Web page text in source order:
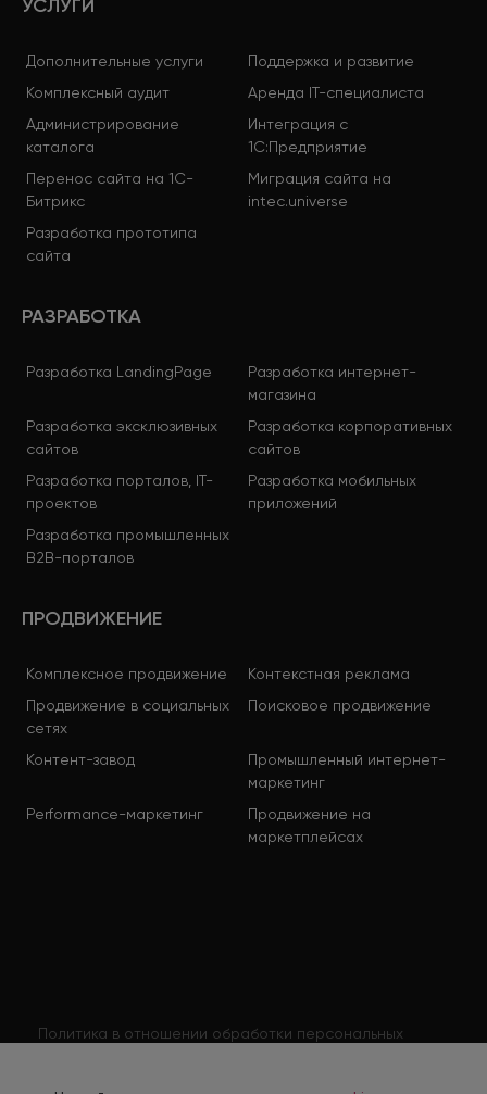
УСЛУГИ
Дополнительные услуги
Поддержка и развитие
Комплексный аудит
Аренда IT-специалиста
Администрирование
каталога
Интеграция с
1С:Предприятие
Перенос сайта на 1С-
Битрикс
Миграция сайта на
intec.universe
Разработка прототипа
сайта
РАЗРАБОТКА
Разработка LandingPage
Разработка интернет-
магазина
Разработка эксклюзивных
сайтов
Разработка корпоративных
сайтов
Разработка порталов, IT-
проектов
Разработка мобильных
приложений
Разработка промышленных
B2B-порталов
ПРОДВИЖЕНИЕ
Комплексное продвижение
Контекстная реклама
Продвижение в социальных
сетях
Поисковое продвижение
Контент-завод
Промышленный интернет-
маркетинг
Performance-маркетинг
Продвижение на
маркетплейсах
Политика в отношении обработки персональных